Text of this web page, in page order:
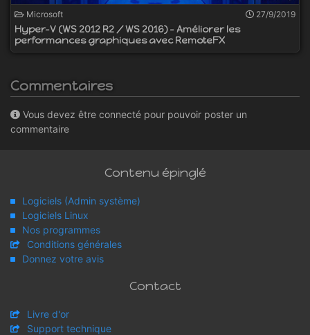
Microsoft 27/9/2019
Hyper-V (WS 2012 R2 / WS 2016) - Améliorer les
performances graphiques avec RemoteFX
Commentaires
Vous devez être connecté pour pouvoir poster un
commentaire
Contenu épinglé
Logiciels (Admin système)
Logiciels Linux
Nos programmes
Conditions générales
Donnez votre avis
Contact
Livre d'or
Support technique